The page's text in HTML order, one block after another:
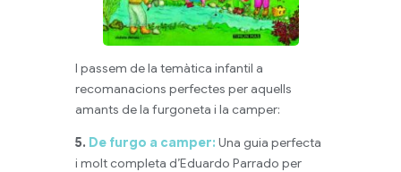
I passem de la temàtica infantil a
recomanacions perfectes per aquells
amants de la furgoneta i la camper:
5. De furgo a camper: Una guia perfecta
i molt completa d’Eduardo Parrado per